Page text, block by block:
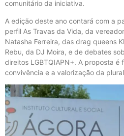
comunitário da iniciativa.
A edição deste ano contará com a
perfil As Travas da Vida, da
Natasha Ferreira, das drag queens
Rebu, da DJ Moira, e de debates
direitos LGBTQIAPN+. A proposta é
convivência e a valorização da